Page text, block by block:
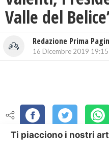
Valle del
Redazione Prima
16 Dicembre 2019 19:15
Ti piacciono i nostri